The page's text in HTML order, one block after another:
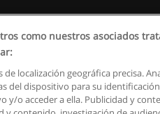
Contactar con Educaedu
: B-95610580: -
como nuestros asociados
de localización geográfica precisa.
del dispositivo para su
y/o acceder a ella. Publicidad y